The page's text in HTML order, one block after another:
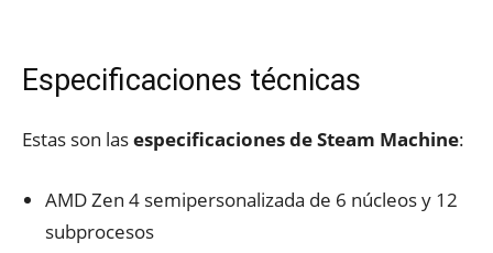
Especificaciones técnicas
Estas son lasespecificaciones de Steam Machine:
AMD Zen 4 semipersonalizada de 6 núcleos y 12
subprocesos